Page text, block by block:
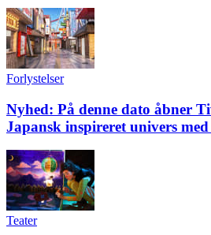
Forlystelser
Nyhed: På denne dato åbner
Japansk inspireret univers
Teater